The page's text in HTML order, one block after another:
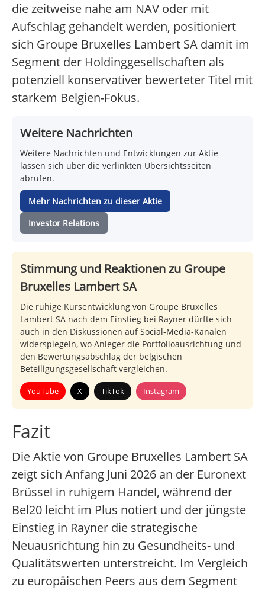
die zeitweise nahe am NAV oder mit
Aufschlag gehandelt werden, positioniert
sich Groupe Bruxelles Lambert SA damit im
Segment der Holdinggesellschaften als
potenziell konservativer bewerteter Titel mit
starkem Belgien-Fokus.
Weitere Nachrichten
Weitere Nachrichten und Entwicklungen zur Aktie
lassen sich über die verlinkten Übersichtsseiten
abrufen.
Mehr Nachrichten zu dieser Aktie
Investor Relations
Stimmung und Reaktionen zu Groupe
Bruxelles Lambert SA
Die ruhige Kursentwicklung von Groupe Bruxelles
Lambert SA nach dem Einstieg bei Rayner dürfte sich
auch in den Diskussionen auf Social-Media-Kanälen
widerspiegeln, wo Anleger die Portfolioausrichtung und
den Bewertungsabschlag der belgischen
Beteiligungsgesellschaft vergleichen.
YouTube X TikTok Instagram
Fazit
Die Aktie von Groupe Bruxelles Lambert SA
zeigt sich Anfang Juni 2026 an der Euronext
Brüssel in ruhigem Handel, während der
Bel20 leicht im Plus notiert und der jüngste
Einstieg in Rayner die strategische
Neuausrichtung hin zu Gesundheits- und
Qualitätswerten unterstreicht. Im Vergleich
zu europäischen Peers aus dem Segment